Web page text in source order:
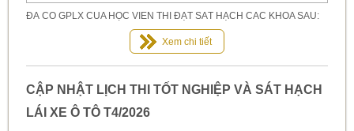
ĐÃ CÓ GPLX CỦA HỌC VIÊN THI ĐẠT SÁT HẠCH CÁC KHÓA SAU:
Xem chi tiết
CẬP NHẬT LỊCH THI TỐT NGHIỆP VÀ SÁT HẠCH
LÁI XE Ô TÔ T4/2026